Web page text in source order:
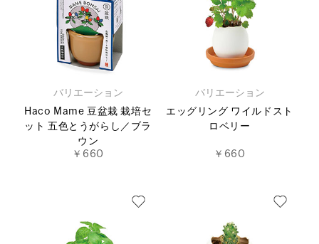
バリエーション
Haco Mame 豆盆栽 栽培セ
ット 五色とうがらし／ブラ
ウン
￥660
バリエーション
エッグリング ワイルドスト
ロベリー
￥660